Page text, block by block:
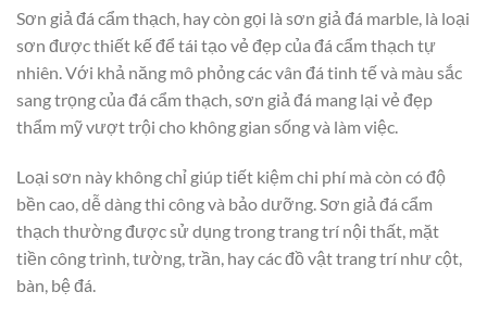
Sơn giả đá cẩm thạch, hay còn gọi là sơn giả đá marble, là loại
sơn được thiết kế để tái tạo vẻ đẹp của đá cẩm thạch tự
nhiên. Với khả năng mô phỏng các vân đá tinh tế và màu sắc
sang trọng của đá cẩm thạch, sơn giả đá mang lại vẻ đẹp
thẩm mỹ vượt trội cho không gian sống và làm việc.
Loại sơn này không chỉ giúp tiết kiệm chi phí mà còn có độ
bền cao, dễ dàng thi công và bảo dưỡng. Sơn giả đá cẩm
thạch thường được sử dụng trong trang trí nội thất, mặt
tiền công trình, tường, trần, hay các đồ vật trang trí như cột,
bàn, bệ đá.